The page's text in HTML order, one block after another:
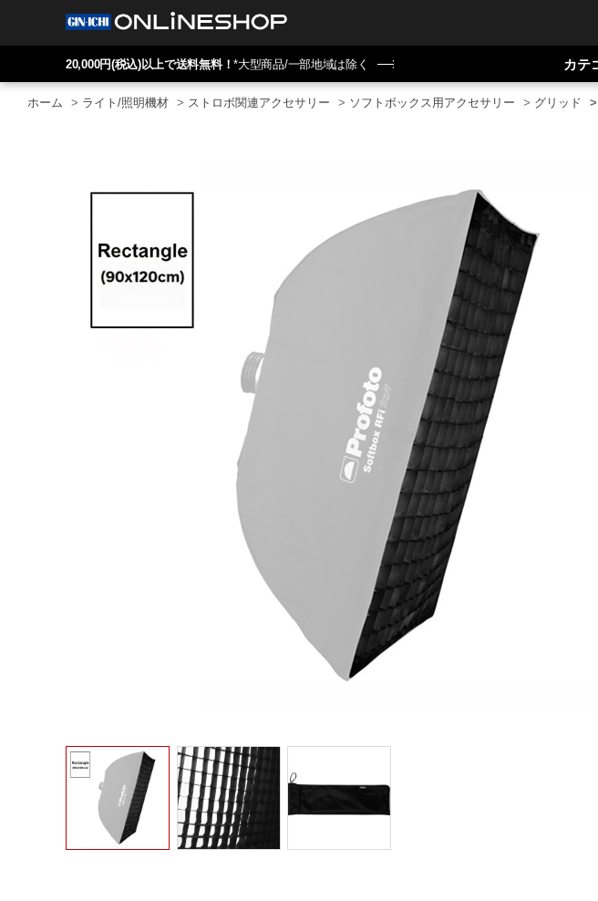
20,000円(税込)以上で送料無料！*大型商品/一部地域は除く カテ
ホーム > ライト/照明機材 > ストロボ関連アクセサリー > ソフトボックス用アクセサリー > グリッド >